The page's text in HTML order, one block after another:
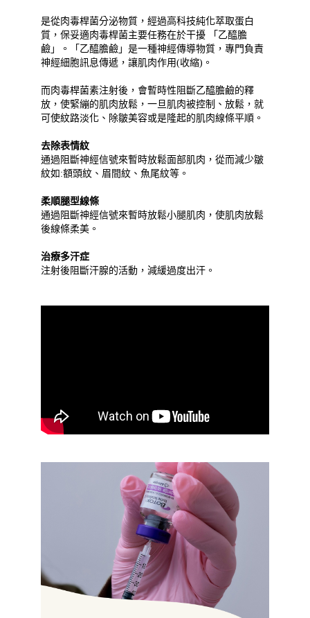
是從肉毒桿菌分泌物質，經過高科技純化萃取蛋白
質，保妥適肉毒桿菌主要任務在於干擾 「乙醯膽
鹼」。
「乙醯膽鹼」是一種神經傳導物質，專門負責
神經細胞訊息傳遞，讓肌肉作用(收縮)。
而肉毒桿菌素注射後，會暫時性阻斷乙醯膽鹼的釋
放，使緊繃的肌肉放鬆，一旦肌肉被控制、放鬆，就
可使紋路淡化、除皺美容或是隆起的肌肉線條平順。
去除表情紋
通過阻斷神經信號來暫時放鬆面部肌肉，從而減少皺
紋如:額頭紋、眉間紋、魚尾紋等。
柔順腿型線條
通過阻斷神經信號來暫時放鬆小腿肌肉，使肌肉放鬆
後線條柔美。
治療多汗症
注射後阻斷汗腺的活動，減緩過度出汗。